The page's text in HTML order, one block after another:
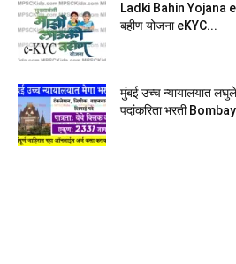
Ladki Bahin Yojana
बहीण योजना eKYC...
मुंबई उच्च न्यायालयात
पदांकरिता भरती